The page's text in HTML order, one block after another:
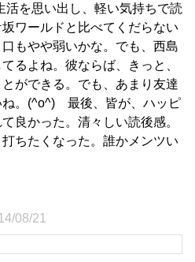
活を思い出し、軽い気持ちで読
ワールドと比べてくだらない
もやや弱いかな。でも、西島
るよね。彼ならば、きっと、
ができる。でも、あまり友達
ね。(^o^) 最後、皆が、ハッピ
良かった。清々しい読後感。
ちたくなった。誰かメンツい
08/21